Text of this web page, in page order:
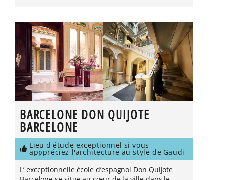
BARCELONE DON QUIJOTE
BARCELONE
Lieu d'étude exceptionnel si vous
apppréciez l'architecture au style de Gaudi
L’ exceptionnelle école d’espagnol Don Quijote